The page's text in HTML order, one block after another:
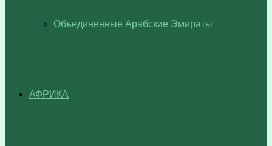
Объединенные Арабские Эмираты
АФРИКА